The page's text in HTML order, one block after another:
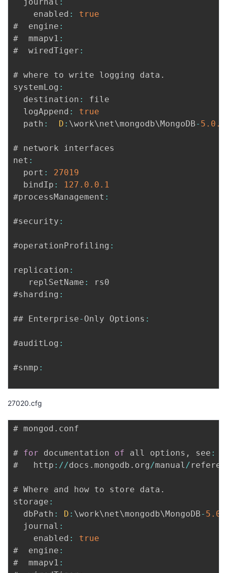
    enabled
:
true
#  engine :
#  mmapv1 :
#  wiredTiger :
# where to write logging data .
systemLog :
  destination
:
file
  logAppend
:
true
  path
: D : \work\net\mongodb\MongoDB- 5.0 .6
# network interfaces
net :
  port
:
27019
  bindIp
: 127.0 .0 .1
#processManagement :
#security :
#operationProfiling :
replication :
   replSetName
:
rs0
#sharding :
## Enterprise- Only Options :
#auditLog :
#snmp :
27020.cfg
# mongod . conf
# for documentation of all options , see :
#   http : //docs . mongodb . org/manual/
# Where and how to store data .
storage :
  dbPath
: D : \work\net\mongodb\MongoDB- 5.0
  journal
:
    enabled
:
true
#  engine :
#  mmapv1 :